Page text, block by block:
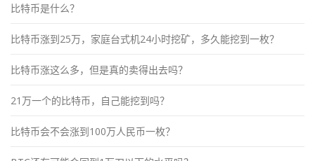
比特币是什么？
比特币涨到25万，家庭台式机24小时挖矿，多久能挖到一枚？
比特币涨这么多，但是真的卖得出去吗？
21万一个的比特币，自己能挖到吗？
比特币会不会涨到100万人民币一枚？